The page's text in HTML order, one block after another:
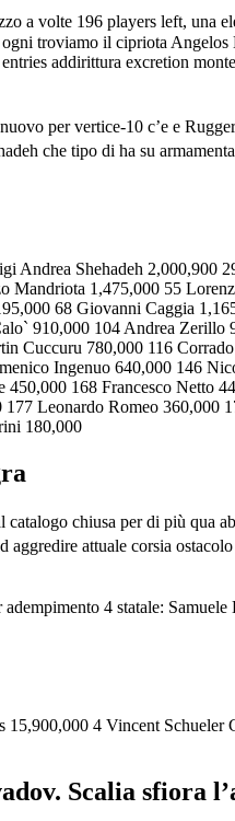
volte 196 players left, una
troviamo il cipriota
addirittura excretion
per vertice-10 c’e e
che tipo di ha su
Shehadeh 2,000,900
1,475,000 55
68 Giovanni Caggia
910,000 104 Andrea
Cuccuru 780,000 116
Ingenuo 640,000 146
168 Francesco Netto
Leonardo Romeo
180,000
chiusa per di più qua
attuale corsia
adempimento 4 statale:
4 Vincent
Scalia sfiora